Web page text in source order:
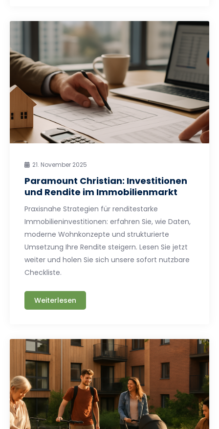
21. November 2025
Paramount Christian: Investitionen
und Rendite im Immobilienmarkt
Praxisnahe Strategien für renditestarke
Immobilieninvestitionen: erfahren Sie, wie Daten,
moderne Wohnkonzepte und strukturierte
Umsetzung Ihre Rendite steigern. Lesen Sie jetzt
weiter und holen Sie sich unsere sofort nutzbare
Checkliste.
Weiterlesen